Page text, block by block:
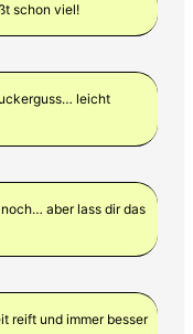
schon viel!
leicht
aber lass dir das
reift und immer besser